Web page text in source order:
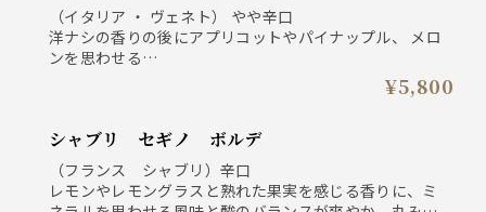
（イタリア ・ ヴェネト） やや辛口
洋ナシの香りの後にアプリコットやパイナップル、 メロ
ンを思わせる
甘い果実の香りが広がる、 まろやかでバランスのとれた
¥5,800
シャブリ セギノ ボルデ
（フランス シャブリ）辛口
レモンやレモングラスと熟れた果実を感じる香りに、ミ